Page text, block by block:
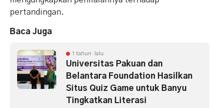
pertandingan.
Baca Juga
1 tahun lalu
Universitas Pakuan dan
Belantara Foundation Hasilkan
Situs Quiz Game untuk Banyu
Tingkatkan Literasi